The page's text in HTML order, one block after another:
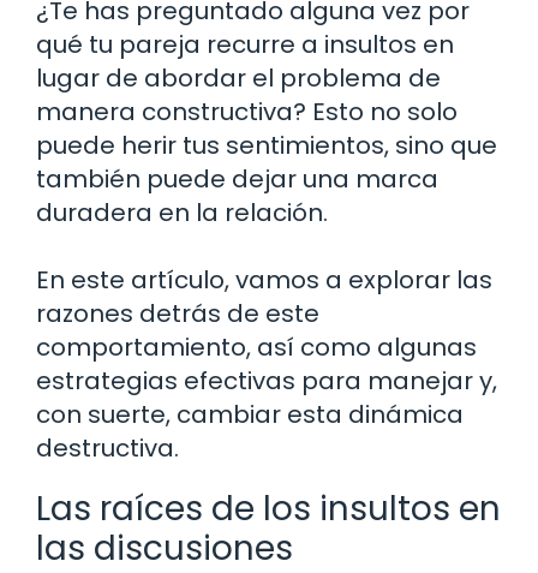
¿Te has preguntado alguna vez por
qué tu pareja recurre a insultos en
lugar de abordar el problema de
manera constructiva? Esto no solo
puede herir tus sentimientos, sino que
también puede dejar una marca
duradera en la relación.
En este artículo, vamos a explorar las
razones detrás de este
comportamiento, así como algunas
estrategias efectivas para manejar y,
con suerte, cambiar esta dinámica
destructiva.
Las raíces de los insultos en
las discusiones